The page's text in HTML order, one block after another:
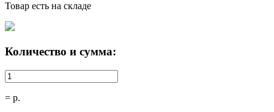
Товар есть на складе
Количество и сумма:
= р.